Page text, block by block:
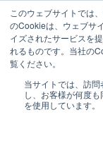
このウェブサイトでは
のCookieは、ウェブサ
イズされたサービスを
れるものです。当社の
覧ください。
当サイトでは、訪
し、お客様が何度
を使用しています。
特徴と実績
お客様の声（マー